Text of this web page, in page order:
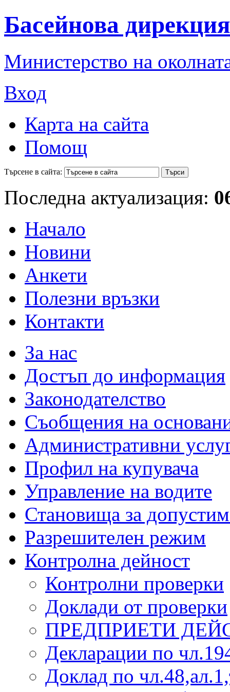
Басейнова
Министерство на
Вход
Карта на сайта
Помощ
Търсене в сайта:
Последна актуализация:
Начало
Новини
Анкети
Полезни връзки
Контакти
За нас
Достъп до информация
Законодателство
Съобщения на
Административни
Профил на купувача
Управление на водите
Становища за
Разрешителен режим
Контролна дейност
Контролни проверки
Доклади от проверки
ПРЕДПРИЕТИ
Декларации по
Доклад по